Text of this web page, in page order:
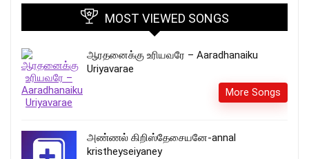
MOST VIEWED SONGS
ஆரதனைக்கு உரியவரே – Aaradhanaiku
Uriyavarae
More Songs
அண்ணல் கிறிஸ்தேசையனே-annal
kristheyseiyaney